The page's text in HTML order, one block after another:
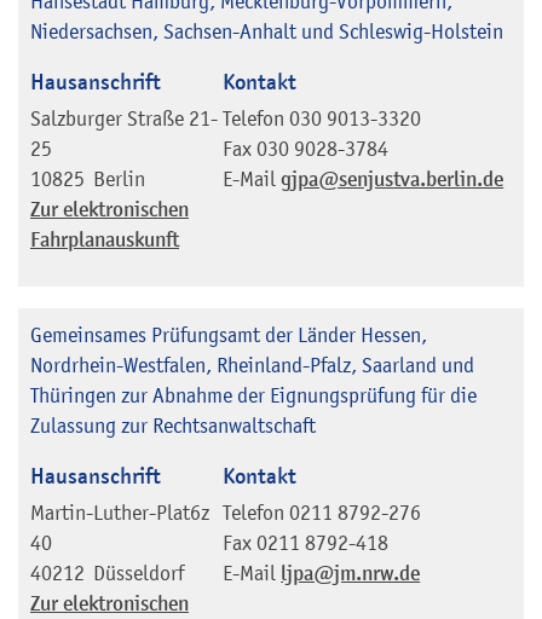
Niedersachsen, Sachsen-Anhalt und Schleswig-Holstein
Hausanschrift
Salzburger Straße 21-
25
10825 Berlin
Zur elektronischen
Fahrplanauskunft
Kontakt
Telefon 030 9013-3320
Fax 030 9028-3784
E-Mail gjpa@senjustva.berlin.de
Gemeinsames Prüfungsamt der Länder Hessen,
Nordrhein-Westfalen, Rheinland-Pfalz, Saarland und
Thüringen zur Abnahme der Eignungsprüfung für die
Zulassung zur Rechtsanwaltschaft
Hausanschrift
Martin-Luther-Plat6z
40
40212 Düsseldorf
Zur elektronischen
Kontakt
Telefon 0211 8792-276
Fax 0211 8792-418
E-Mail ljpa@jm.nrw.de